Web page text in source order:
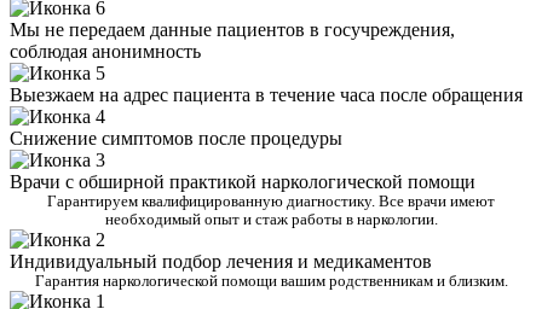
Мы не передаем данные пациентов в госучреждения,
соблюдая анонимность
Выезжаем на адрес пациента в течение часа после обращения
Снижение симптомов после процедуры
Врачи с обширной практикой наркологической помощи
Гарантируем квалифицированную диагностику. Все врачи имеют
необходимый опыт и стаж работы в наркологии.
Индивидуальный подбор лечения и медикаментов
Гарантия наркологической помощи вашим родственникам и близким.